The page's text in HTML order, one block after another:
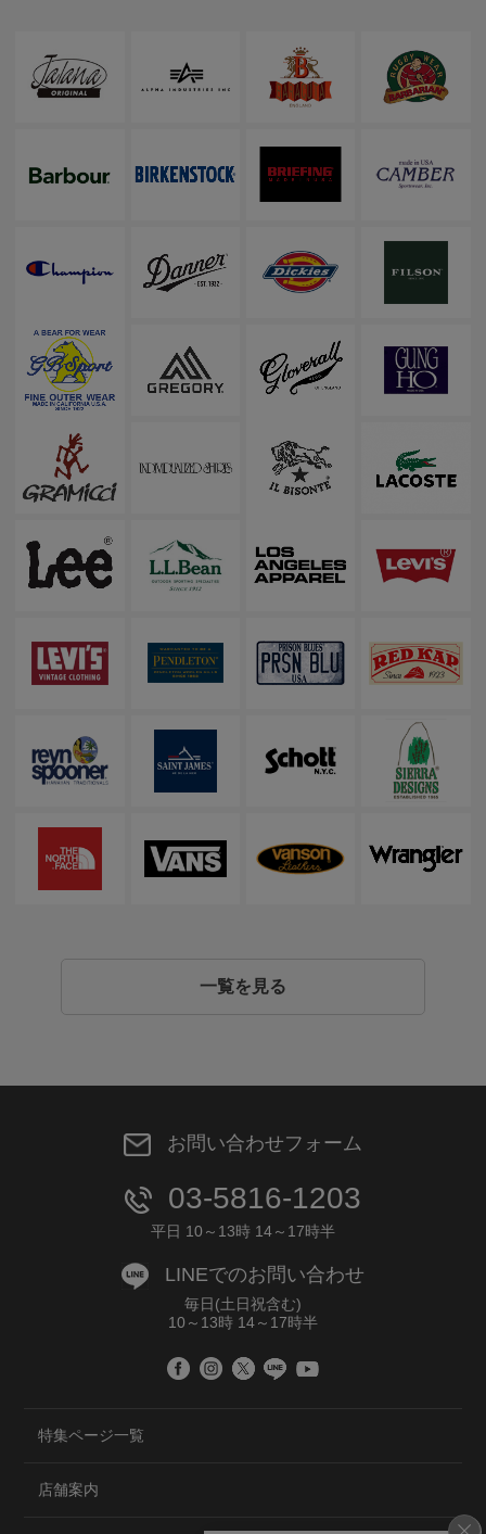
一覧を見る
お問い合わせフォーム
03-5816-1203
平日 10～13時 14～17時半
LINEでのお問い合わせ
毎日(土日祝含む)
10～13時 14～17時半
特集ページ一覧
店舗案内